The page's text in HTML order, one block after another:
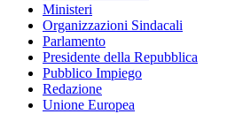
Ministeri
Organizzazioni Sindacali
Parlamento
Presidente della Repubblica
Pubblico Impiego
Redazione
Unione Europea